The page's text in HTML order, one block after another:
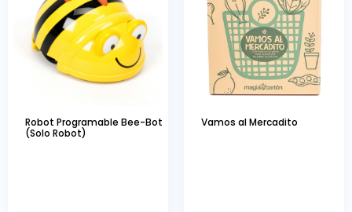
Robot Programable Bee-Bot
(Solo Robot)
Vamos al Mercadito